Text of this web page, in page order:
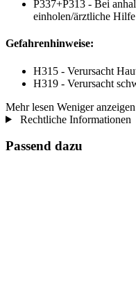
P337+P313 - Bei
einholen/ärztliche
Gefahrenhinweise:
H315 - Verursacht
H319 - Verursacht
Mehr lesen Weniger anzeigen
Rechtliche Informationen
Passend dazu